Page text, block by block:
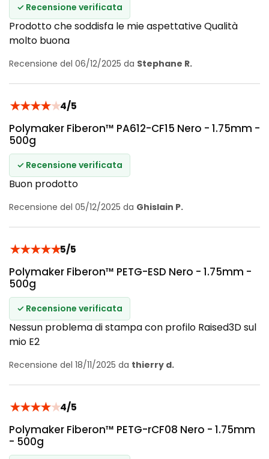
✓ Recensione verificata
Prodotto che soddisfa le mie aspettative Qualità
molto buona
Recensione del 06/12/2025 da Stephane R.
★★★★★4/5
Polymaker Fiberon™ PA612-CF15 Nero - 1.75mm -
500g
✓ Recensione verificata
Buon prodotto
Recensione del 05/12/2025 da Ghislain P.
★★★★★5/5
Polymaker Fiberon™ PETG-ESD Nero - 1.75mm -
500g
✓ Recensione verificata
Nessun problema di stampa con profilo Raised3D sul
mio E2
Recensione del 18/11/2025 da thierry d.
★★★★★4/5
Polymaker Fiberon™ PETG-rCF08 Nero - 1.75mm
- 500g